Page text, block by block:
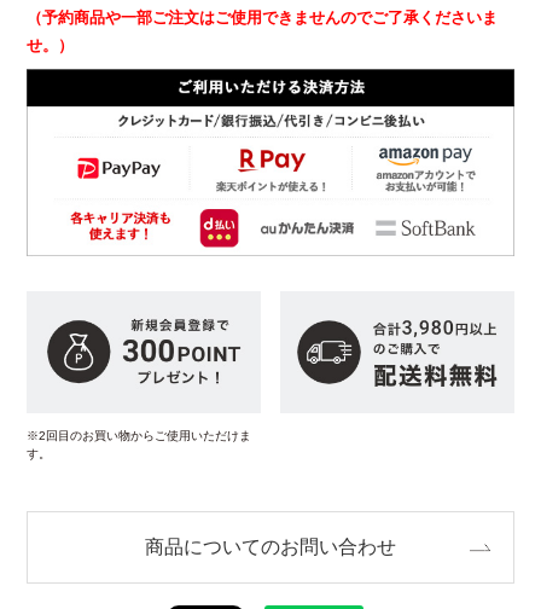
（予約商品や一部ご注文はご使用できませんのでご了承くださいま
せ。）
※2回目のお買い物からご使用いただけま
す。
商品についてのお問い合わせ